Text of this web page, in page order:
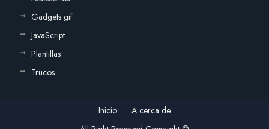
Gadgets gif
JavaScript
Plantillas
Trucos
Inicio
A cerca de